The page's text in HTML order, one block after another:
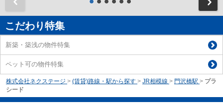
こだわり特集
新築・築浅の物件特集
ペット可の物件特集
株式会社ネクステージ > (賃貸)路線・駅から探す > JR相模線 > 門沢橋駅 > プラ
シード